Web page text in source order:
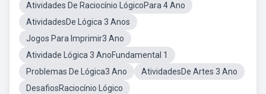
Atividades De Raciocínio LógicoPara 4 Ano
AtividadesDe Lógica 3 Anos
Jogos Para Imprimir3 Ano
Atividade Lógica 3 AnoFundamental 1
Problemas De Lógica3 Ano
AtividadesDe Artes 3 Ano
DesafiosRaciocínio Lógico